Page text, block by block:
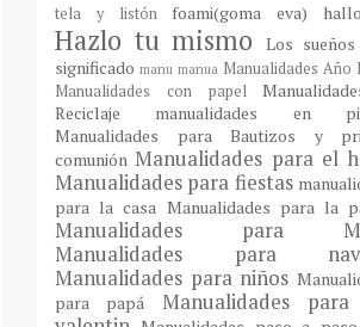
tela y listón foami(goma eva)
Hazlo tu mismo
Los
significado manu manua Manualidades Año
Manualidades con papel
Reciclaje manualidades en
Manualidades para Bautizos y
comuniónManualidades para el
Manualidades para fiestas
para la casa Manualidades para la
Manualidades para
Manualidades para
Manualidades para niños
para papá Manualidades para